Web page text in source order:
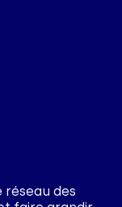
réseau des